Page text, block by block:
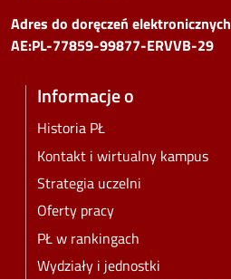
Adres do doręczeń
AE:PL-77859-99877-ERVVB-29
Informacje o
Historia PŁ
Kontakt i wirtualny kampus
Strategia uczelni
Oferty pracy
PŁ w rankingach
Wydziały i jednostki